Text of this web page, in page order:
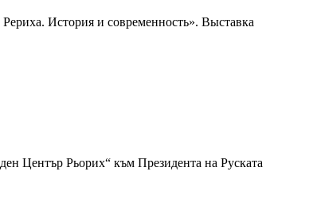
История и современность». Выставка
Център Рьорих“ към Президента на Руската